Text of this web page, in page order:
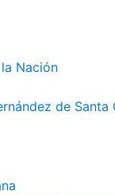
Nación
de